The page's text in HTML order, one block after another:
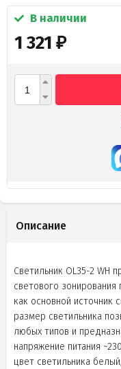
В наличии
1 321 ₽
Описание
Светильник OL35-2 WH
светового
как основной источник
размер светильника
любых типов и
напряжение питания
цвет светильника